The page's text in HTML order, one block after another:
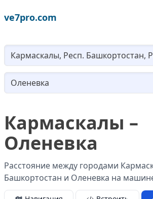
ve7pro.com
Кармаскалы –
Оленевка
Расстояние между городами
Башкортостан и Оленевка на